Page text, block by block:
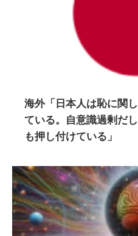
海外「日本人は恥に関
ている。自意識過剰だ
も押し付けている」